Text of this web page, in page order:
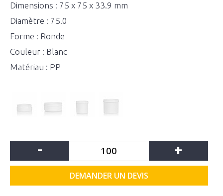
Dimensions : 75 x 75 x 33.9 mm
Diamètre : 75.0
Forme : Ronde
Couleur : Blanc
Matériau : PP
- +
DEMANDER UN DEVIS